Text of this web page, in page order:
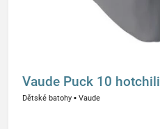
Vaude Puck 10 hotchili
Dětské batohy ▪ Vaude